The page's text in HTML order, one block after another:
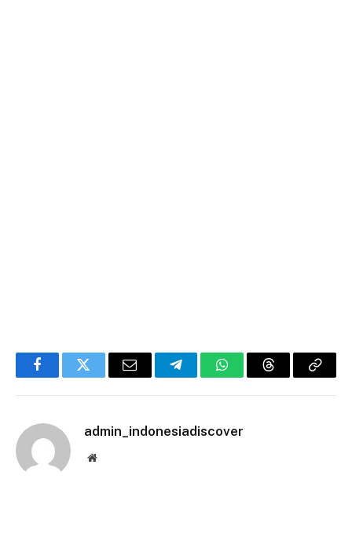
FacebookTwitter Email TelegramWhatsAppThreadsCopy
admin_indonesiadiscover
Website